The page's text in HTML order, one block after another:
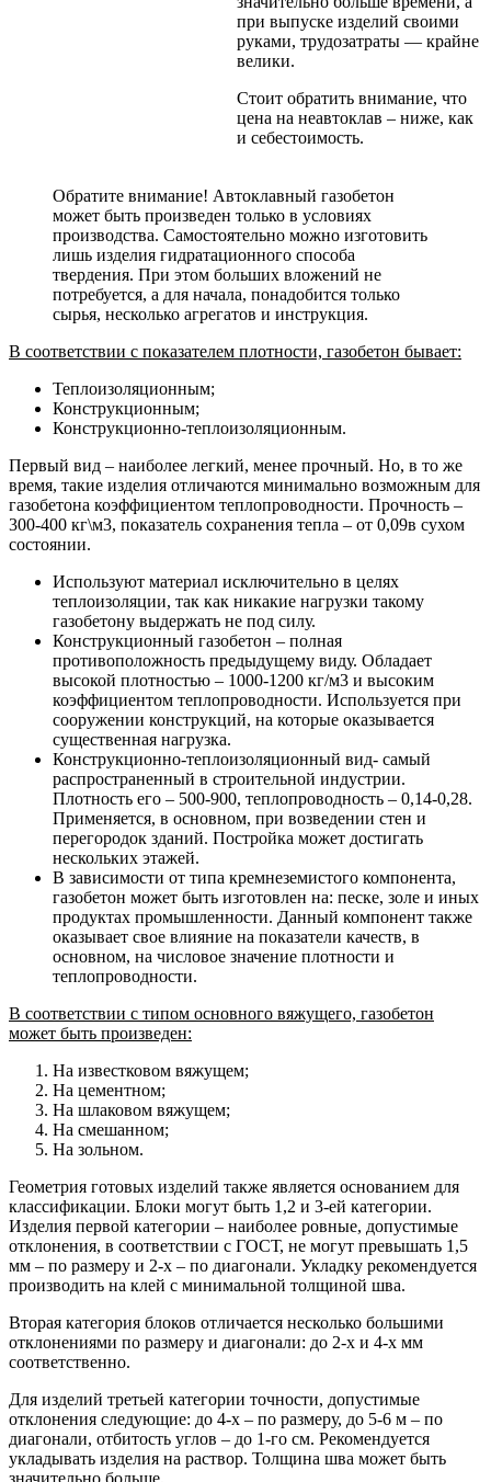
при выпуске изделий своими
руками, трудозатраты — крайне
велики.
Стоит обратить внимание, что
цена на неавтоклав – ниже, как
и себестоимость.
Обратите внимание! Автоклавный газобетон
может быть произведен только в условиях
производства. Самостоятельно можно изготовить
лишь изделия гидратационного способа
твердения. При этом больших вложений не
потребуется, а для начала, понадобится только
сырья, несколько агрегатов и инструкция.
В соответствии с показателем плотности, газобетон бывает:
Теплоизоляционным;
Конструкционным;
Конструкционно-теплоизоляционным.
Первый вид – наиболее легкий, менее прочный. Но, в то же
время, такие изделия отличаются минимально возможным для
газобетона коэффициентом теплопроводности. Прочность –
300-400 кг\м3, показатель сохранения тепла – от 0,09в сухом
состоянии.
Используют материал исключительно в целях
теплоизоляции, так как никакие нагрузки такому
газобетону выдержать не под силу.
Конструкционный газобетон – полная
противоположность предыдущему виду. Обладает
высокой плотностью – 1000-1200 кг/м3 и высоким
коэффициентом теплопроводности. Используется при
сооружении конструкций, на которые оказывается
существенная нагрузка.
Конструкционно-теплоизоляционный вид- самый
распространенный в строительной индустрии.
Плотность его – 500-900, теплопроводность – 0,14-0,28.
Применяется, в основном, при возведении стен и
перегородок зданий. Постройка может достигать
нескольких этажей.
В зависимости от типа кремнеземистого компонента,
газобетон может быть изготовлен на: песке, золе и иных
продуктах промышленности. Данный компонент также
оказывает свое влияние на показатели качеств, в
основном, на числовое значение плотности и
теплопроводности.
В соответствии с типом основного вяжущего, газобетон
может быть произведен:
На известковом вяжущем;
На цементном;
На шлаковом вяжущем;
На смешанном;
На зольном.
Геометрия готовых изделий также является основанием для
классификации. Блоки могут быть 1,2 и 3-ей категории.
Изделия первой категории – наиболее ровные, допустимые
отклонения, в соответствии с ГОСТ, не могут превышать 1,5
мм – по размеру и 2-х – по диагонали. Укладку рекомендуется
производить на клей с минимальной толщиной шва.
Вторая категория блоков отличается несколько большими
отклонениями по размеру и диагонали: до 2-х и 4-х мм
соответственно.
Для изделий третьей категории точности, допустимые
отклонения следующие: до 4-х – по размеру, до 5-6 м – по
диагонали, отбитость углов – до 1-го см. Рекомендуется
укладывать изделия на раствор. Толщина шва может быть
значительно больше.